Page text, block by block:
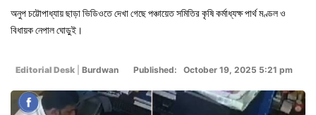
অনুপ চট্টোপাধ্যায় ছাড়া ভিডিওতে দেখা গেছে পঞ্চায়েত সমিতির কৃষি কর্মাধ্যক্ষ পার্থ মণ্ডল ও
বিধায়ক নেপাল ঘোড়ুই।
Editorial Desk Burdwan Published: October 19, 2025 5:21 pm